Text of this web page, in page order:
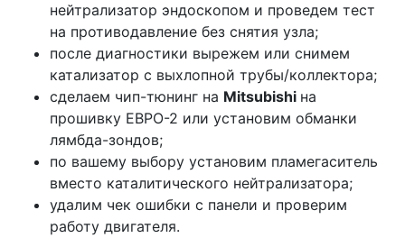
нейтрализатор эндоскопом и проведем тест
на противодавление без снятия узла;
после диагностики вырежем или снимем
катализатор с выхлопной трубы/коллектора;
сделаем чип-тюнинг на Mitsubishi на
прошивку ЕВРО-2 или установим обманки
лямбда-зондов;
по вашему выбору установим пламегаситель
вместо каталитического нейтрализатора;
удалим чек ошибки с панели и проверим
работу двигателя.